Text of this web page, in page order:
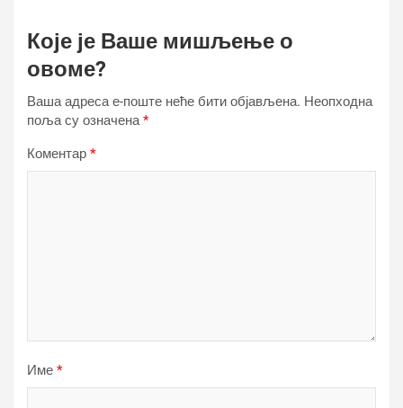
Које је Ваше мишљење о
овоме?
Ваша адреса е-поште неће бити објављена. Неопходна
поља су означена*
Коментар *
Име *